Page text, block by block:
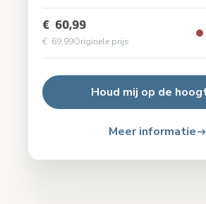
€ 60,99
€ 69,99Originele prijs
Houd mij op de
Meer informatie